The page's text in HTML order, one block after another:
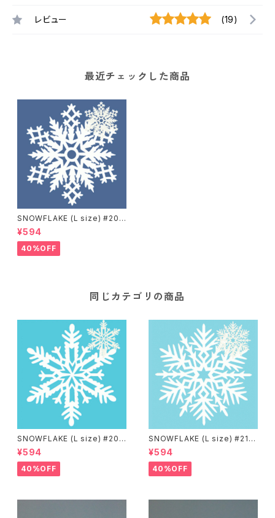
レビュー (19)
最近チェックした商品
SNOWFLAKE (L size) #205
Tokyo
¥594
40%OFF
同じカテゴリの商品
SNOWFLAKE (L size) #209
Matsuyama
¥594
40%OFF
SNOWFLAKE (L size) #214
Moscow
¥594
40%OFF